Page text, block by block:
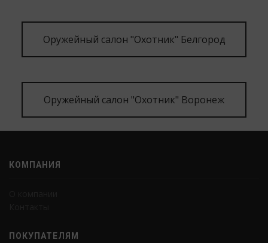
Оружейный салон "Охотник" Белгород
Оружейный салон "Охотник" Воронеж
КОМПАНИЯ
ПОКУПАТЕЛЯМ